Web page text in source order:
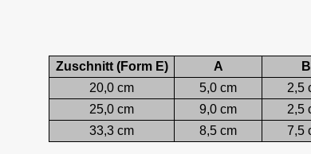
Zuschnitt (Form E) A B
20,0 cm
5,0 cm 2,5
25,0 cm
9,0 cm 2,5
33,3 cm
8,5 cm 7,5